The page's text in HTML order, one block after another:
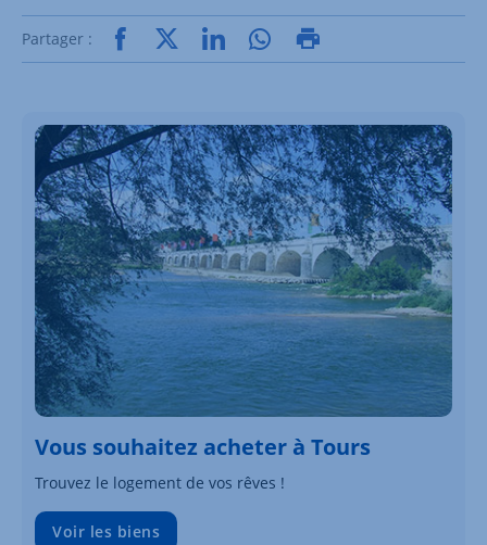
Partager :
Vous souhaitez acheter à Tours
Trouvez le logement de vos rêves !
Voir les biens